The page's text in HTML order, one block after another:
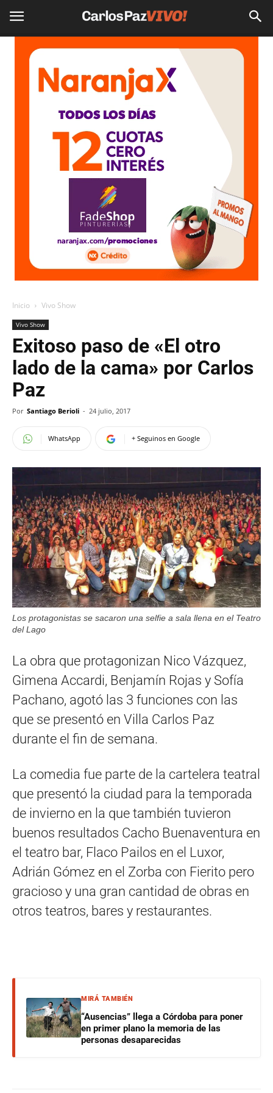
Inicio Vivo Show
Vivo Show
Exitoso paso de «El otro
lado de la cama» por Carlos
Paz
Por Santiago Berioli - 24 julio, 2017
WhatsApp + Seguinos en Google
Los protagonistas se sacaron una selfie a sala llena en el Teatro
del Lago
La obra que protagonizan Nico Vázquez,
Gimena Accardi, Benjamín Rojas y Sofía
Pachano, agotó las 3 funciones con las
que se presentó en Villa Carlos Paz
durante el fin de semana.
La comedia fue parte de la cartelera teatral
que presentó la ciudad para la temporada
de invierno en la que también tuvieron
buenos resultados Cacho Buenaventura en
el teatro bar, Flaco Pailos en el Luxor,
Adrián Gómez en el Zorba con Fierito pero
gracioso y una gran cantidad de obras en
otros teatros, bares y restaurantes.
MIRÁ TAMBIÉN
“Ausencias” llega a Córdoba para poner
en primer plano la memoria de las
personas desaparecidas